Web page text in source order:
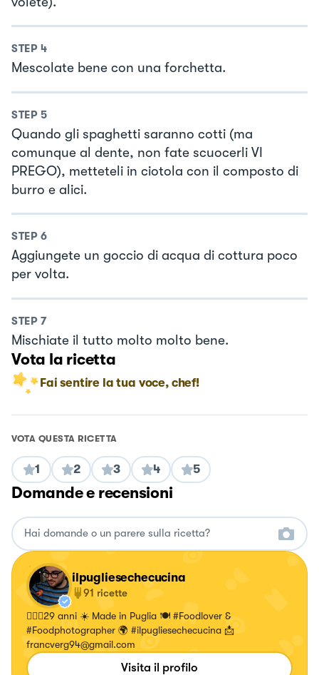
STEP 4
Mescolate bene con una forchetta.
STEP 5
Quando gli spaghetti saranno cotti (ma
comunque al dente, non fate scuocerli VI
PREGO), metteteli in ciotola con il composto di
burro e alici.
STEP 6
Aggiungete un goccio di acqua di cottura poco
per volta.
STEP 7
Mischiate il tutto molto molto bene.
Vota la ricetta
Fai sentire la tua voce, chef!
VOTA QUESTA RICETTA
1 2 3 4 5
Domande e recensioni
ilpugliesechecucina
91 ricette
🙋🏻‍♂️29 anni ☀️ Made in Puglia 🍽 #Foodlover &
#Foodphotographer 🌍 #ilpugliesechecucina 📩
francverg94@gmail.com
Visita il profilo